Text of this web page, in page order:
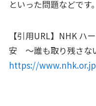
といった問題などです。
【引用URL】NHK ハ
安 ～誰も取り残さな
https://